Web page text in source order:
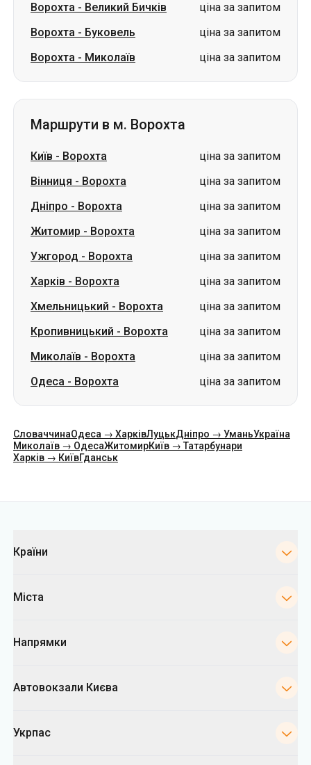
Ворохта - Великий Бичків
ціна за запитом
Ворохта - Буковель
ціна за запитом
Ворохта - Миколаїв ціна за запитом
Маршрути в м. Ворохта
Київ - Ворохта
ціна за запитом
Вінниця - Ворохта
ціна за запитом
Дніпро - Ворохта
ціна за запитом
Житомир - Ворохта
ціна за запитом
Ужгород - Ворохта
ціна за запитом
Харків - Ворохта
ціна за запитом
Хмельницький - Ворохта
ціна за запитом
Кропивницький - Ворохта
ціна за запитом
Миколаїв - Ворохта
ціна за запитом
Одеса - Ворохта ціна за запитом
СловаччинаОдеса → ХарківЛуцькДніпро → УманьУкраїна
Миколаїв → ОдесаЖитомирКиїв → Татарбунари
Харків → КиївГданськ
Країни
Міста
Напрямки
Автовокзали Києва
Укрпас